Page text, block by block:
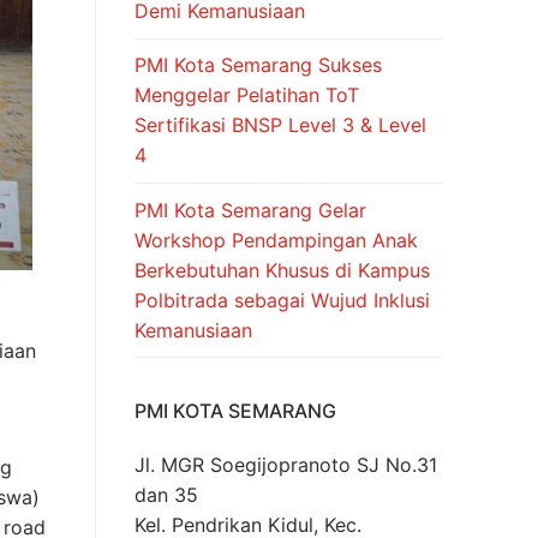
Demi Kemanusiaan
PMI Kota Semarang Sukses
Menggelar Pelatihan ToT
Sertifikasi BNSP Level 3 & Level
4
PMI Kota Semarang Gelar
Workshop Pendampingan Anak
Berkebutuhan Khusus di Kampus
Polbitrada sebagai Wujud Inklusi
Kemanusiaan
PMI KOTA SEMARANG
Jl. MGR Soegijopranoto SJ No.31
dan 35
Kel. Pendrikan Kidul, Kec.